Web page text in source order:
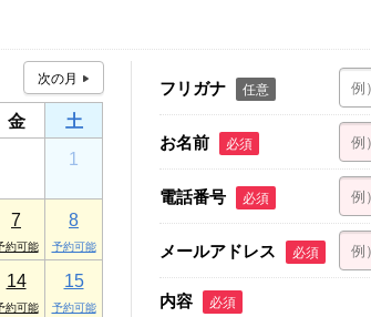
金
土
1
7 8
14 15
フリガナ 任意
お名前 必須
電話番号 必須
メールアドレス 必須
内容 必須